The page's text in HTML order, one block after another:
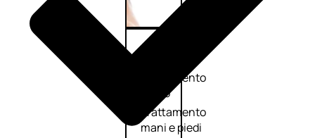
Corpo
Trattamento
corpo
Trattamento
mani e piedi